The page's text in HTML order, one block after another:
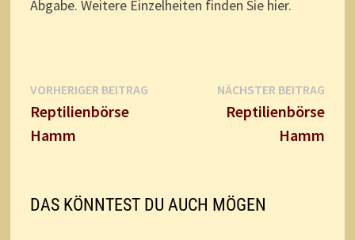
Abgabe. Weitere Einzelheiten finden Sie hier.
Beitragsnavigation
VORHERIGER BEITRAGVorheriger
Reptilienbörse
Hamm
NÄCHSTER BEITRAG
Reptilienbörse
Hamm
DAS KÖNNTEST DU AUCH MÖGEN